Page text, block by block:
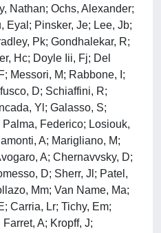
Nathan; Ochs, Alexander;
Eyal; Pinsker, Je; Lee, Jb;
Pk; Gondhalekar, R;
Hc; Doyle Iii, Fj; Del
Messori, M; Rabbone, I;
D; Schiaffini, R;
Yl; Galasso, S;
Federico; Losiouk,
A; Marigliano, M;
A; Chernavvsky, D;
D; Sherr, Jl; Patel,
Mm; Van Name, Ma;
Carria, Lr; Tichy, Em;
A; Kropff, J;